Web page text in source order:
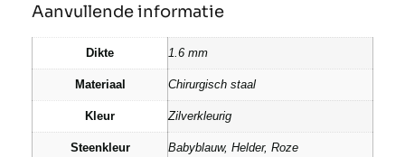
Aanvullende informatie
Dikte 1.6 mm
Materiaal Chirurgisch staal
Kleur Zilverkleurig
Steenkleur Babyblauw, Helder, Roze